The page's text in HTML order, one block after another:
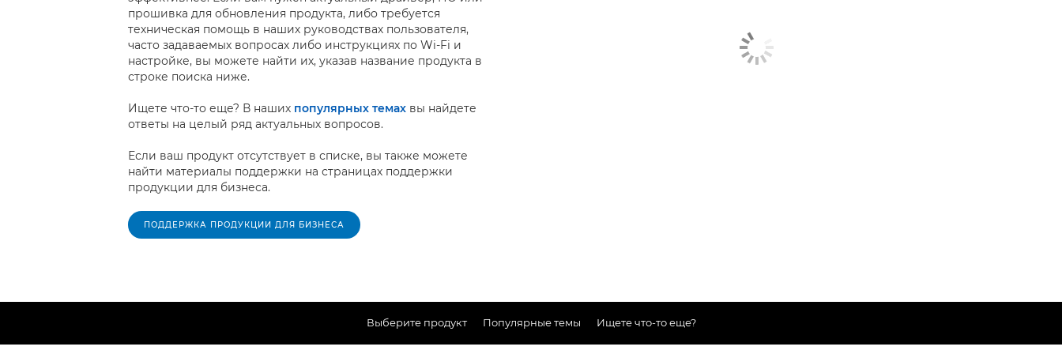
прошивка для обновления продукта, либо требуется
техническая помощь в наших руководствах пользователя,
часто задаваемых вопросах либо инструкциях по Wi-Fi и
настройке, вы можете найти их, указав название продукта в
строке поиска ниже.
Ищете что-то еще? В наших популярных темах вы найдете
ответы на целый ряд актуальных вопросов.
Если ваш продукт отсутствует в списке, вы также можете
найти материалы поддержки на страницах поддержки
продукции для бизнеса.
ПОДДЕРЖКА ПРОДУКЦИИ ДЛЯ БИЗНЕСА
Выберите продукт Популярные темы Ищете что-то еще?